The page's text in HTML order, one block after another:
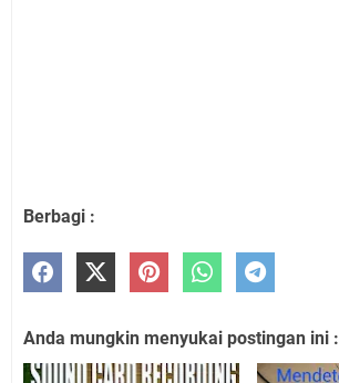
Berbagi :
Anda mungkin menyukai postingan ini :